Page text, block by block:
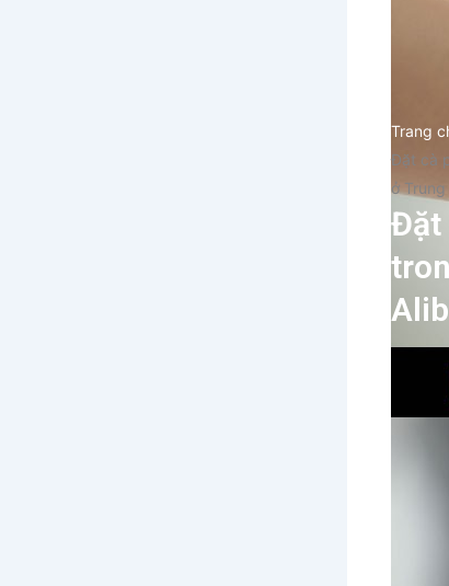
Trang
Đặt cà
ở Trung
Đặt